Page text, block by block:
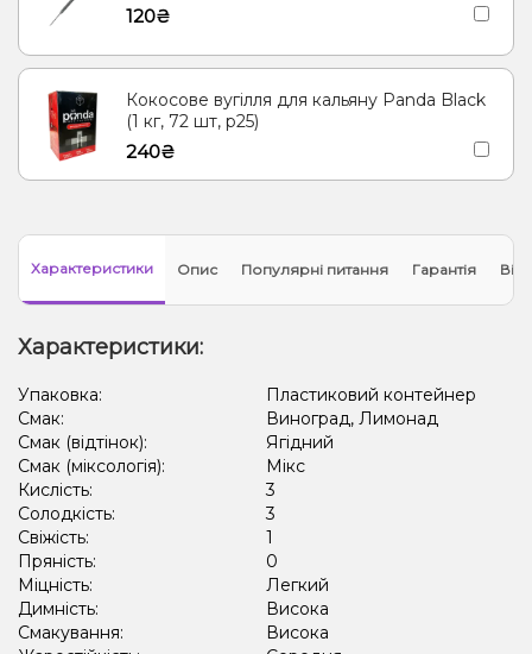
120₴
Кокосове вугілля для кальяну Panda Black
(1 кг, 72 шт, р25)
240₴
Характеристики Опис Популярні питання Гарантія
Характеристики:
Упаковка:
Пластиковий контейнер
Смак:
Виноград, Лимонад
Смак (відтінок):
Ягідний
Смак (міксологія):
Мікс
Кислість:
3
Солодкість:
3
Свіжість:
1
Пряність:
0
Міцність:
Легкий
Димність:
Висока
Смакування:
Висока